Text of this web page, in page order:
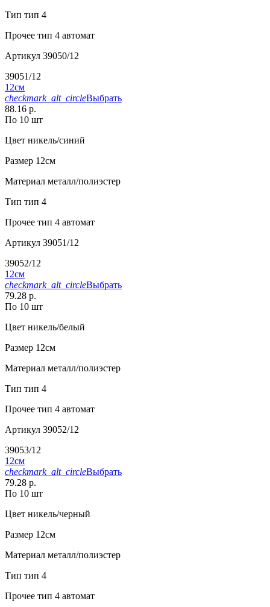
Тип тип 4
Прочее тип 4 автомат
Артикул 39050/12
39051/12
12см
checkmark_alt_circleВыбрать
88.16 р.
По 10 шт
Цвет никель/синий
Размер 12см
Материал металл/полиэстер
Тип тип 4
Прочее тип 4 автомат
Артикул 39051/12
39052/12
12см
checkmark_alt_circleВыбрать
79.28 р.
По 10 шт
Цвет никель/белый
Размер 12см
Материал металл/полиэстер
Тип тип 4
Прочее тип 4 автомат
Артикул 39052/12
39053/12
12см
checkmark_alt_circleВыбрать
79.28 р.
По 10 шт
Цвет никель/черный
Размер 12см
Материал металл/полиэстер
Тип тип 4
Прочее тип 4 автомат